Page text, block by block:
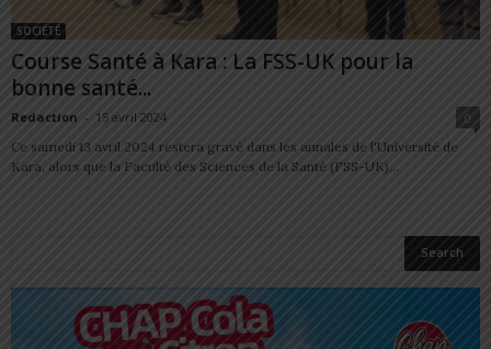
SOCIÉTÉ
Course Santé à Kara : La FSS-UK pour la
bonne santé...
Redaction - 15 avril 2024
0
Ce samedi 13 avril 2024 restera gravé dans les annales de l'Université de
Kara, alors que la Faculté des Sciences de la Santé (FSS-UK)...